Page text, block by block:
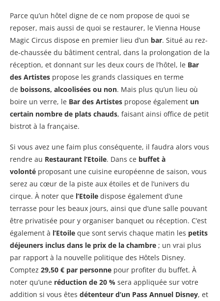
Parce qu’un hôtel digne de ce nom propose de quoi se
reposer, mais aussi de quoi se restaurer, le Vienna House
Magic Circus dispose en premier lieu d’un bar. Situé au rez-
de-chaussée du bâtiment central, dans la prolongation de la
réception, et donnant sur les deux cours de l’hôtel, le Bar
des Artistes propose les grands classiques en terme
de boissons, alcoolisées ou non. Mais plus qu’un lieu où
boire un verre, le Bar des Artistes propose également un
certain nombre de plats chauds, faisant ainsi office de petit
bistrot à la française.
Si vous avez une faim plus conséquente, il faudra alors vous
rendre au Restaurant l’Etoile. Dans ce buffet à
volonté proposant une cuisine européenne de saison, vous
serez au cœur de la piste aux étoiles et de l’univers du
cirque. À noter que l’Etoile dispose également d’une
terrasse pour les beaux jours, ainsi que d’une salle pouvant
être privatisée pour y organiser banquet ou réception. C’est
également à l’Etoile que sont servis chaque matin les petits
déjeuners inclus dans le prix de la chambre ; un vrai plus
par rapport à la nouvelle politique des Hôtels Disney.
Comptez 29,50 € par personne pour profiter du buffet. À
noter qu’une réduction de 20 % sera appliquée sur votre
addition si vous êtes détenteur d’un Pass Annuel Disney, et